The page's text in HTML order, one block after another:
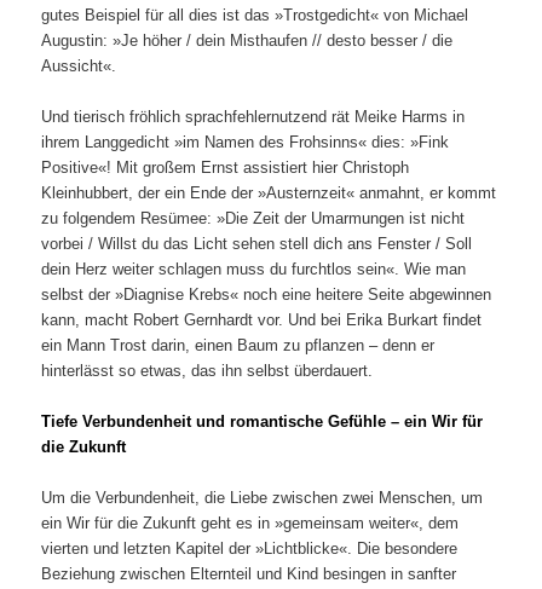
gutes Beispiel für all dies ist das »Trostgedicht« von Michael
Augustin: »Je höher / dein Misthaufen // desto besser / die
Aussicht«.
Und tierisch fröhlich sprachfehlernutzend rät Meike Harms in
ihrem Langgedicht »im Namen des Frohsinns« dies: »Fink
Positive«! Mit großem Ernst assistiert hier Christoph
Kleinhubbert, der ein Ende der »Austernzeit« anmahnt, er kommt
zu folgendem Resümee: »Die Zeit der Umarmungen ist nicht
vorbei / Willst du das Licht sehen stell dich ans Fenster / Soll
dein Herz weiter schlagen muss du furchtlos sein«. Wie man
selbst der »Diagnise Krebs« noch eine heitere Seite abgewinnen
kann, macht Robert Gernhardt vor. Und bei Erika Burkart findet
ein Mann Trost darin, einen Baum zu pflanzen – denn er
hinterlässt so etwas, das ihn selbst überdauert.
Tiefe Verbundenheit und romantische Gefühle – ein Wir für
die Zukunft
Um die Verbundenheit, die Liebe zwischen zwei Menschen, um
ein Wir für die Zukunft geht es in »gemeinsam weiter«, dem
vierten und letzten Kapitel der »Lichtblicke«. Die besondere
Beziehung zwischen Elternteil und Kind besingen in sanfter